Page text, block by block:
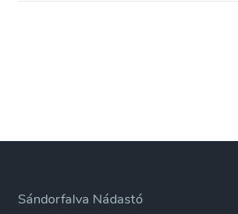
Sándorfalva Nádastó